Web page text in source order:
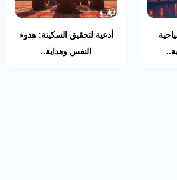
أدعية لتحقيق السكينة: هدوء
النفس وهداية..